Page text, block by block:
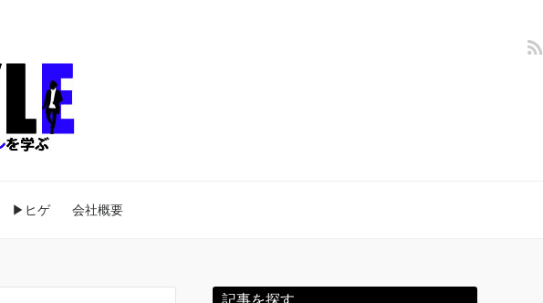
▶ヒゲ 会社概要
記事を探す